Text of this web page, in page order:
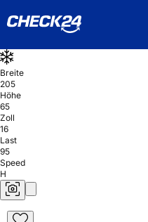
Breite
205
Höhe
65
Zoll
16
Last
95
Speed
H